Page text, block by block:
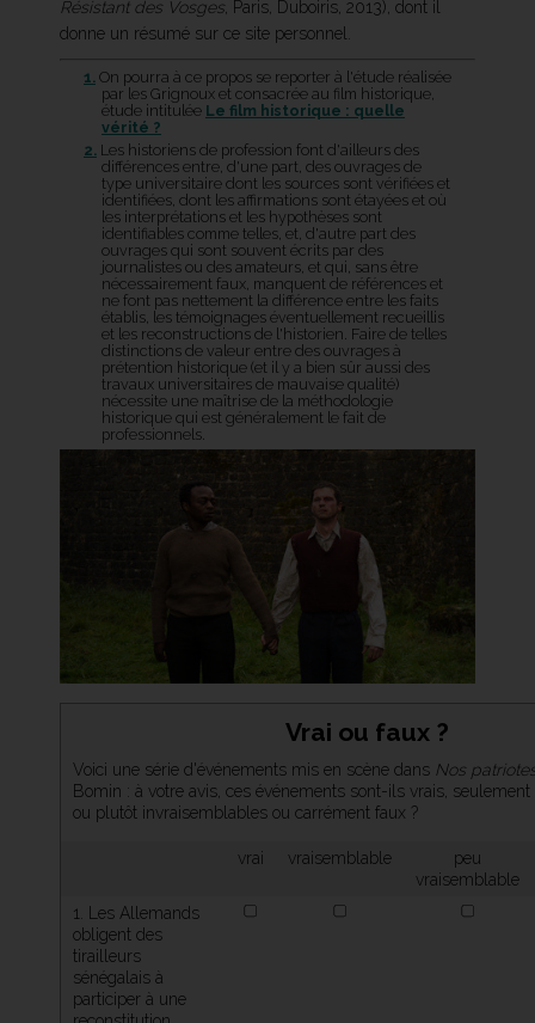
Résistant des Vosges , Paris, Duboiris, 2013), dont il
donne un résumé sur ce site personnel.
1. On pourra à ce propos se reporter à l'étude réalisée
par les Grignoux et consacrée au film historique,
étude intitulée Le film historique : quelle
vérité ?
2. Les historiens de profession font d'ailleurs des
différences entre, d'une part, des ouvrages de
type universitaire dont les sources sont vérifiées et
identifiées, dont les affirmations sont étayées et où
les interprétations et les hypothèses sont
identifiables comme telles, et, d'autre part des
ouvrages qui sont souvent écrits par des
journalistes ou des amateurs, et qui, sans être
nécessairement faux, manquent de références et
ne font pas nettement la différence entre les faits
établis, les témoignages éventuellement recueillis
et les reconstructions de l'historien. Faire de telles
distinctions de valeur entre des ouvrages à
prétention historique (et il y a bien sûr aussi des
travaux universitaires de mauvaise qualité)
nécessite une maîtrise de la méthodologie
historique qui est généralement le fait de
professionnels.
Vrai ou faux ?
Voici une série d'événements mis en scène dans Nos
Bomin : à votre avis, ces événements sont-ils vrais,
ou plutôt invraisemblables ou carrément faux ?
vrai vraisemblable
peu
vraisemblable
1. Les Allemands
obligent des
tirailleurs
sénégalais à
participer à une